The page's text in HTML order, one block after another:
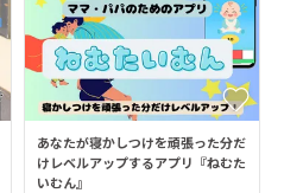
あなたが寝かしつけを頑張った分だ
けレベルアップするアプリ『ねむた
いむん』